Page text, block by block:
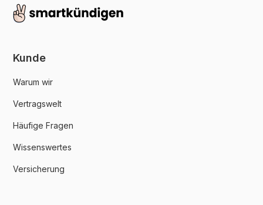
Kunde
Warum wir
Vertragswelt
Häufige Fragen
Wissenswertes
Versicherung